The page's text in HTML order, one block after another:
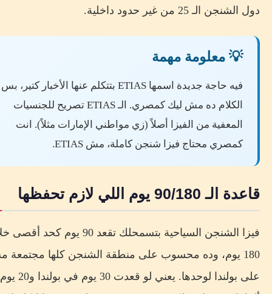
دول الشنجن الـ 25 من غير حدود داخلية.
💡 معلومة مهمة
فيه حاجة جديدة اسمها ETIAS بتتكلم عنها الأخبار كتير، بس
الكلام ده مش ليك كمصري. الـ ETIAS تصريح للجنسيات
المعفية من الفيزا أصلاً (زي مواطني الإمارات مثلاً). انت
كمصري محتاج فيزا شنجن كاملة، مش ETIAS.
قاعدة الـ 90/180 يوم اللي لازم تحفظها
فيزا الشنجن السياحية بتسمحلك تقعد 90 يوم
180 يوم، وده محسوب على منطقة الشنجن كلها
على بولندا لوحدها.